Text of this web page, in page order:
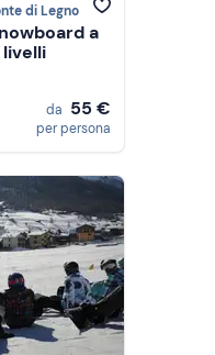
di Legno
a
da 55 €
per persona